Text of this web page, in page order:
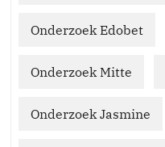
Onderzoek Edobet
Onderzoek Mitte
Onderzoek Jasmine